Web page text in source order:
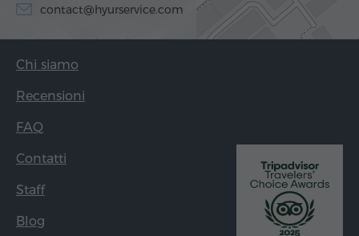
contact@hyurservice.com
Chi siamo
Recensioni
FAQ
Contatti
Staff
Blog